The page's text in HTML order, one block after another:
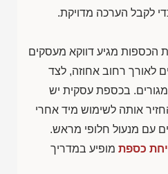
לקבל הערכה מדויקת.
הכספות מגיע דווקא מעסקים
לאורך רחוב אחוזה, לצד
בכספת עסקית יש
אותה לשימוש מיד אחרי
עם מנעול חלופי מראש.
כספת מופיע במדריך